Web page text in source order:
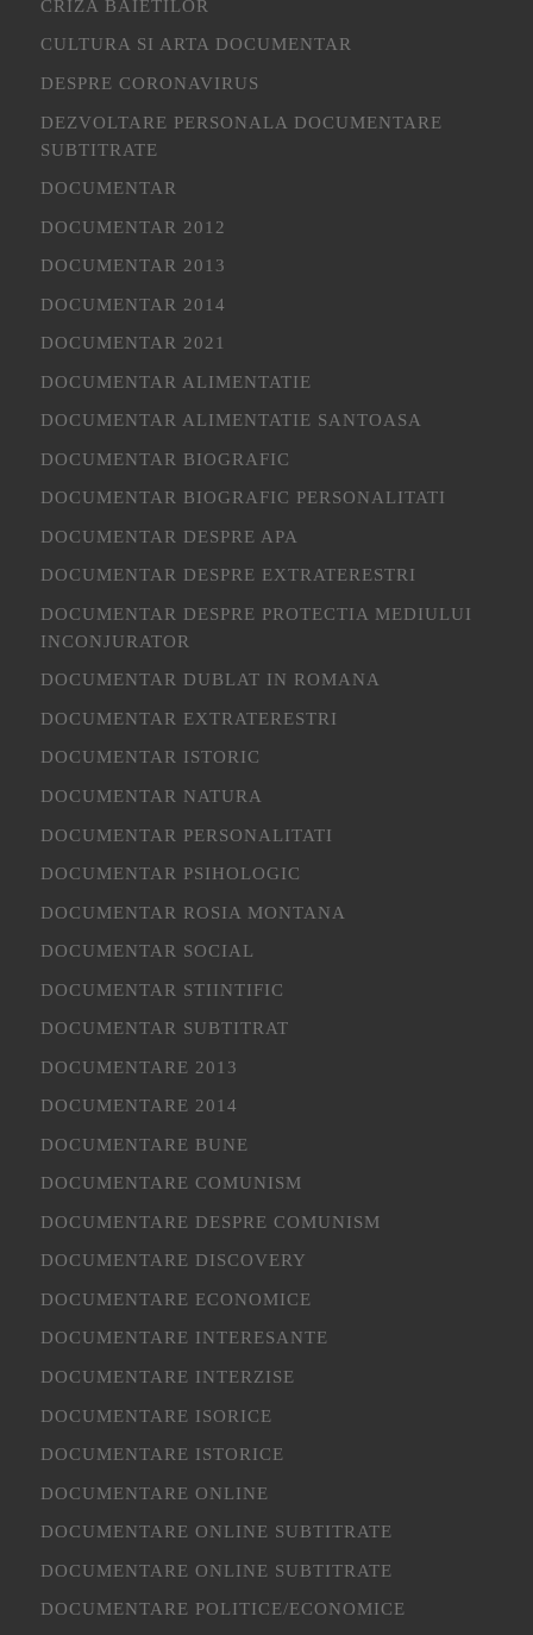
CRIZA BAIETILOR
CULTURA SI ARTA DOCUMENTAR
DESPRE CORONAVIRUS
DEZVOLTARE PERSONALA DOCUMENTARE
SUBTITRATE
DOCUMENTAR
DOCUMENTAR 2012
DOCUMENTAR 2013
DOCUMENTAR 2014
DOCUMENTAR 2021
DOCUMENTAR ALIMENTATIE
DOCUMENTAR ALIMENTATIE SANTOASA
DOCUMENTAR BIOGRAFIC
DOCUMENTAR BIOGRAFIC PERSONALITATI
DOCUMENTAR DESPRE APA
DOCUMENTAR DESPRE EXTRATERESTRI
DOCUMENTAR DESPRE PROTECTIA MEDIULUI
INCONJURATOR
DOCUMENTAR DUBLAT IN ROMANA
DOCUMENTAR EXTRATERESTRI
DOCUMENTAR ISTORIC
DOCUMENTAR NATURA
DOCUMENTAR PERSONALITATI
DOCUMENTAR PSIHOLOGIC
DOCUMENTAR ROSIA MONTANA
DOCUMENTAR SOCIAL
DOCUMENTAR STIINTIFIC
DOCUMENTAR SUBTITRAT
DOCUMENTARE 2013
DOCUMENTARE 2014
DOCUMENTARE BUNE
DOCUMENTARE COMUNISM
DOCUMENTARE DESPRE COMUNISM
DOCUMENTARE DISCOVERY
DOCUMENTARE ECONOMICE
DOCUMENTARE INTERESANTE
DOCUMENTARE INTERZISE
DOCUMENTARE ISORICE
DOCUMENTARE ISTORICE
DOCUMENTARE ONLINE
DOCUMENTARE ONLINE SUBTITRATE
DOCUMENTARE ONLINE SUBTITRATE
DOCUMENTARE POLITICE/ECONOMICE